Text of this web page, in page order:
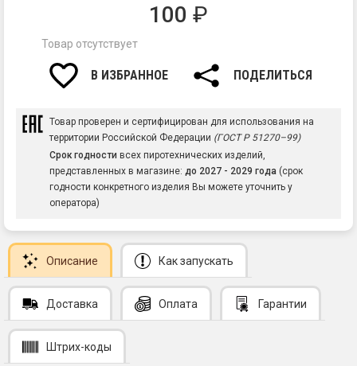
100 ₽
Товар отсутствует
В ИЗБРАННОЕ ПОДЕЛИТЬСЯ
Товар проверен и сертифицирован для использования на
территории Российской Федерации (ГОСТ Р 51270–99)
Срок годности всех пиротехнических изделий,
представленных в магазине: до 2027 - 2029 года (срок
годности конкретного изделия Вы можете уточнить у
оператора)
Описание Как запускать
Доставка Оплата Гарантии
Штрих-коды